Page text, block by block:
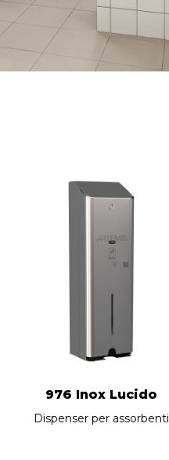
976 Inox Lucido
Dispenser per assorbenti